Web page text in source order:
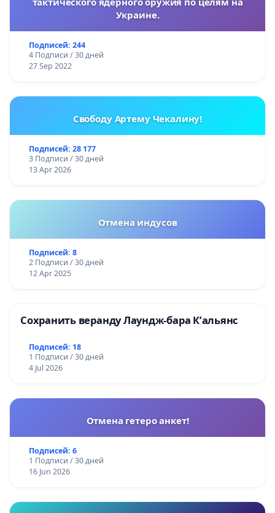
Украине.
Подписей: 244
4 Подписи / 30 дней
27 Sep 2022
Свободу Артему Чекалину!
Подписей: 28 177
3 Подписи / 30 дней
13 Apr 2026
Отмена индусов
Подписей: 8
2 Подписи / 30 дней
12 Apr 2025
Сохранить веранду Лаундж-бара К’альянс
Подписей: 18
1 Подписи / 30 дней
4 Jul 2026
Отмена гетеро анкет!
Подписей: 6
1 Подписи / 30 дней
16 Jun 2026